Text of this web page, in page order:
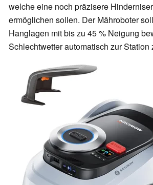
welche eine noch präzisere
ermöglichen sollen. Der Mähroboter
Hanglagen mit bis zu 45 % Neigung
Schlechtwetter automatisch zur Station